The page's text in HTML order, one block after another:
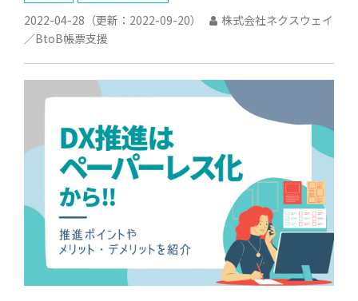
2022-04-28 （更新： 2022-09-20）
株式会社ネクスウェイ
／BtoB帳票支援